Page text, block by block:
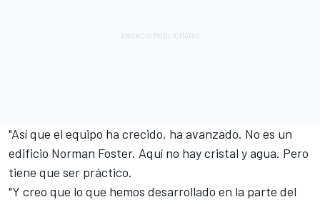
"Así que el equipo ha crecido, ha avanzado. No es un
edificio Norman Foster. Aquí no hay cristal y agua. Pero
tiene que ser práctico.
"Y creo que lo que hemos desarrollado en la parte del